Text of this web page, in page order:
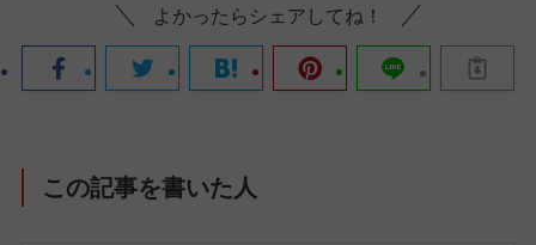
よかったらシェアしてね！
この記事を書いた人